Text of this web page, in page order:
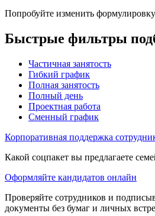
Попробуйте изменить
Быстрые фильтры
Частичная занятость
Гибкий график
Полная занятость
Полный день
Проектная работа
Сменный график
Корпоративная поддержка
Какой соцпакет вы предлагаете
Оформляйте кандидатов онлайн
Проверяйте сотрудников и
документы без бумаг и личных